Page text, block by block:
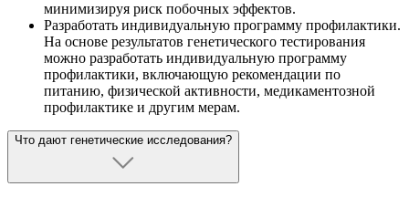
минимизируя риск побочных эффектов.
Разработать индивидуальную программу профилактики.
На основе результатов генетического тестирования
можно разработать индивидуальную программу
профилактики, включающую рекомендации по
питанию, физической активности, медикаментозной
профилактике и другим мерам.
Что дают генетические исследования?